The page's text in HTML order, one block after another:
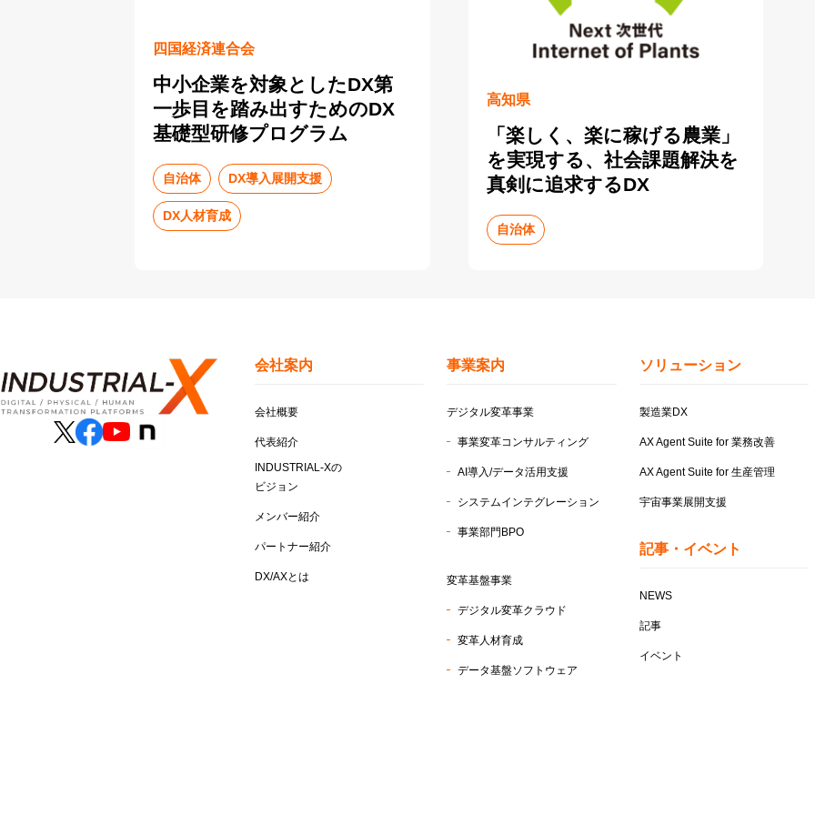
四国経済連合会
中小企業を対象としたDX第
一歩目を踏み出すためのDX
基礎型研修プログラム
自治体 DX導入展開支援
DX人材育成
高知県
「楽しく、楽に稼げる農業」
を実現する、社会課題解決を
真剣に追求するDX
自治体
会社案内
会社概要
代表紹介
INDUSTRIAL-Xの
ビジョン
メンバー紹介
パートナー紹介
DX/AXとは
事業案内
デジタル変革事業
事業変革コンサルティング
AI導入/データ活用支援
システムインテグレーション
事業部門BPO
変革基盤事業
デジタル変革クラウド
変革人材育成
データ基盤ソフトウェア
ソリューション
製造業DX
AX Agent Suite for 業務改善
AX Agent Suite for 生産管理
宇宙事業展開支援
記事・イベント
NEWS
記事
イベント